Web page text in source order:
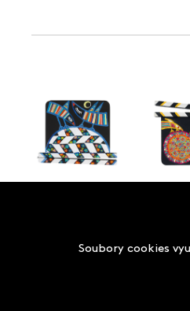
Salon
Soubory cookies